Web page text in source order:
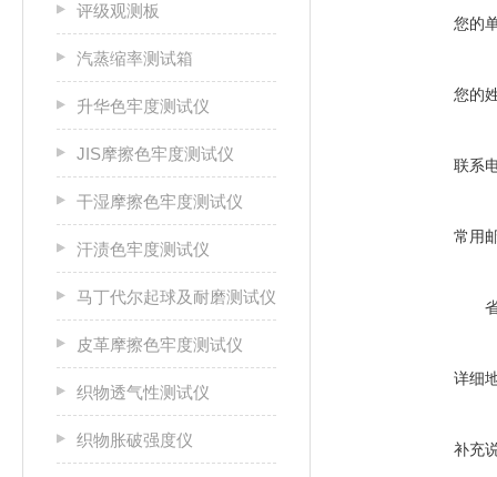
评级观测板
汽蒸缩率测试箱
升华色牢度测试仪
JIS摩擦色牢度测试仪
干湿摩擦色牢度测试仪
汗渍色牢度测试仪
马丁代尔起球及耐磨测试仪
皮革摩擦色牢度测试仪
织物透气性测试仪
织物胀破强度仪
您的
您的
联系
常用
详细
补充